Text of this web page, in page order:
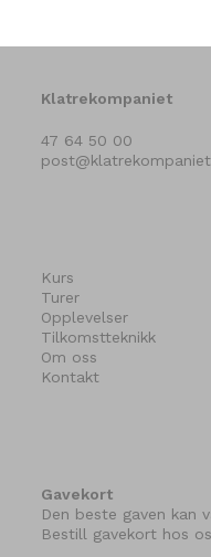
Klatrekompaniet
47 64 50 00
Kurs
Turer
Opplevelser
Tilkomstteknikk
Om oss
Kontakt
Gavekort
Den beste gaven kan
Bestill gavekort hos